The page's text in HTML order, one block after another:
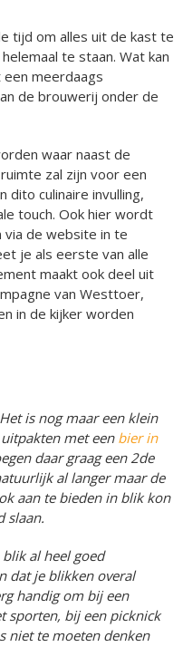
tijd om alles uit de kast te
te staan. Wat kan
meerdaags
de brouwerij onder de
waar naast de
zal zijn voor een
dito culinaire invulling,
touch. Ook hier wordt
de website in te
je als eerste van alle
maakt ook deel uit
van Westtoer,
in de kijker worden
Het is nog maar een klein
met een bier in
daar graag een 2de
al langer maar de
aan te bieden in blik kon
slaan.
al heel goed
dat je blikken overal
handig om bij een
sporten, bij een picknick
niet te moeten denken